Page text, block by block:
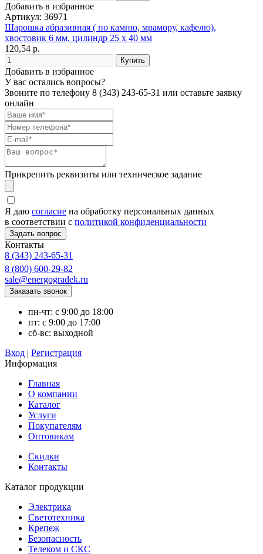
Добавить в избранное
Артикул: 36971
Шарошка абразивная ( по камню, мрамору, кафелю),
хвостовик 6 мм, цилиндр 25 х 40 мм
120,54 р.
Добавить в избранное
У вас остались вопросы?
Звоните по телефону 8 (343) 243-65-31 или оставьте заявку
онлайн
Прикрепить реквизиты или техническое задание
Я даю согласие на обработку персональных данных
в соответствии с политикой конфиденциальности
Контакты
8 (343) 243-65-31
8 (800) 600-29-82
sale@energogradek.ru
пн-чт: с 9:00 до 18:00
пт: с 9:00 до 17:00
сб-вс: выходной
Вход | Регистрация
Информация
Главная
О компании
Каталог
Услуги
Покупателям
Оптовикам
Скидки
Контакты
Каталог продукции
Электрика
Светотехника
Крепеж
Безопасность
Телеком и СКС